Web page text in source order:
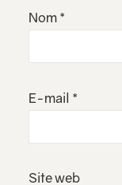
Nom *
E-mail *
Site web